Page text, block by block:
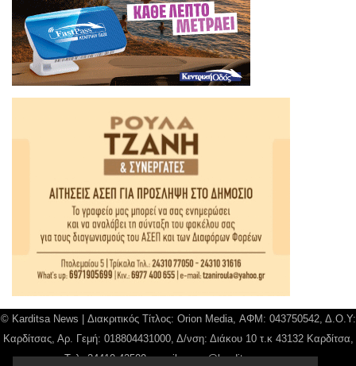
© Karditsa News | Διακριτικός Τίτλος: Orion Media, ΑΦΜ: 043750542, Δ.Ο.Υ:
Καρδίτσας, Αρ. Γεμή: 018804431000, Δ/νση: Διάκου 10 τ.κ 43132 Καρδίτσα,
Τηλ: 24410 42500, email:news@karditsanews.gr.